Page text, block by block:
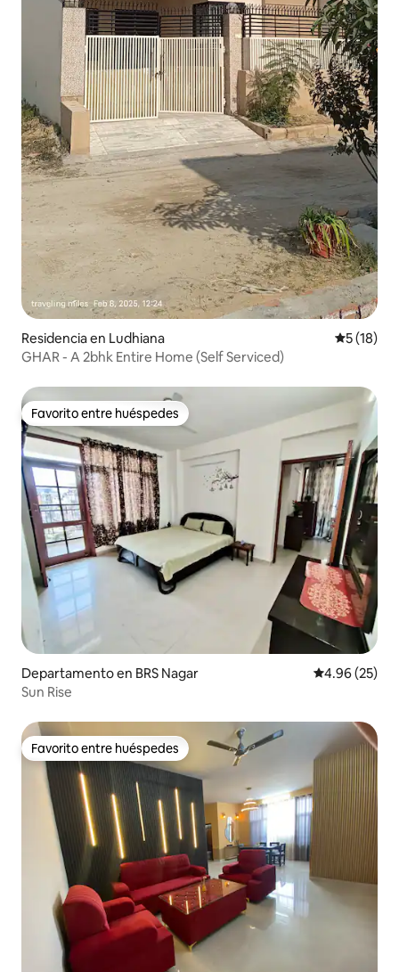
Residencia en Ludhiana
5 (18)
GHAR - A 2bhk Entire Home (Self Serviced)
Favorito entre huéspedes
Favorito entre huéspedes
Departamento en BRS Nagar Calificación
4.96 (25)
Sun Rise
Favorito entre huéspedes
Favorito entre huéspedes